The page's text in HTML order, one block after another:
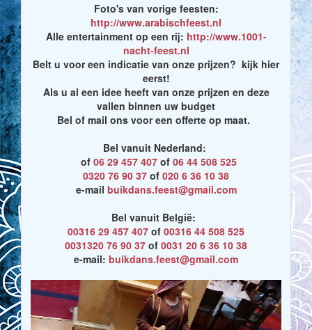
Foto's van vorige feesten:
http://www.arabischfeest.nl
Alle entertainment op een rij: http://www.1001-
nacht-feest.nl
Belt u voor een indicatie van onze prijzen? kijk hier
eerst!
Als u al een idee heeft van onze prijzen en deze
vallen binnen uw budget
Bel of mail ons voor een offerte op maat.
Bel vanuit Nederland:
of 06 29 457 407 of 06 44 508 525
0320 76 90 37 of 020 6 36 10 38
e-mail buikdans.feest@gmail.com
Bel vanuit België:
00316 29 457 407 of 00316 44 508 525
0031320 76 90 37 of 0031 20 6 36 10 38
e-mail: buikdans.feest@gmail.com